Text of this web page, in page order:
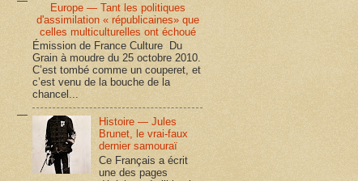
Europe — Tant les politiques
d'assimilation « républicaines» que
celles multiculturelles ont échoué
Émission de France Culture Du
Grain à moudre du 25 octobre 2010.
C’est tombé comme un couperet, et
c’est venu de la bouche de la
chancel...
Histoire — Jules
Brunet, le vrai-faux
dernier samouraï
Ce Français a écrit
une des pages